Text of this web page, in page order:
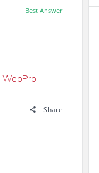
Best Answer
WebPro
Share